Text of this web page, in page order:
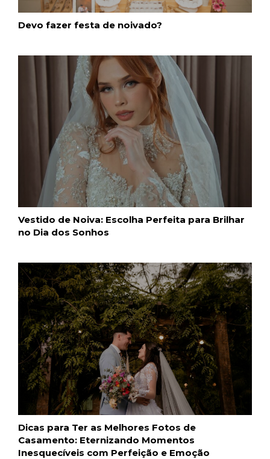
Devo fazer festa de noivado?
Vestido de Noiva: Escolha Perfeita para Brilhar
no Dia dos Sonhos
Dicas para Ter as Melhores Fotos de
Casamento: Eternizando Momentos
Inesquecíveis com Perfeição e Emoção